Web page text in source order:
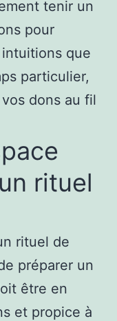
tenir un
pour
que
particulier,
dons au fil
rituel
rituel de
préparer un
être en
et propice à